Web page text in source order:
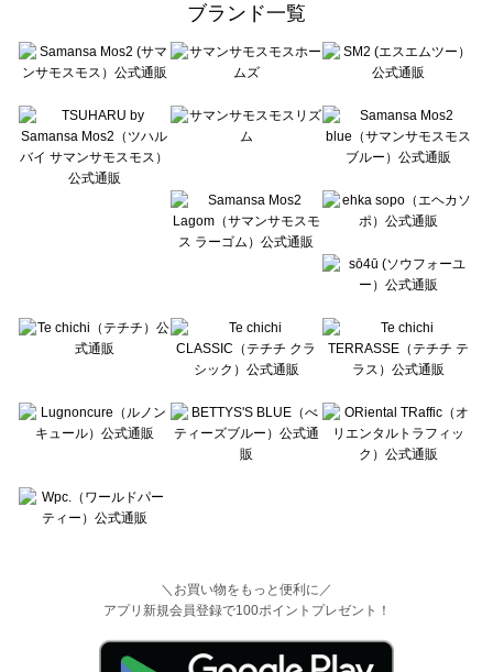
sō4ū（ソウフォーユー）のドレスシューズ一覧
Te chichi（テチチ）のドレスシューズ一覧
Te chichi CLASSIC（テチチ クラシック）のドレスシューズ一覧
Lugnoncure（ルノンキュール）のドレスシューズ一覧
BETTY'S BLUE（べティーズブルー）のドレスシューズ一覧
Wpc.（ワールドパーティー）のドレスシューズ一覧
ブランド一覧
＼お買い物をもっと便利に／
アプリ新規会員登録で100ポイントプレゼント！